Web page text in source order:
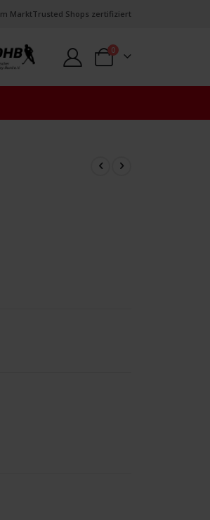
MarktTrusted Shops zertifiziert
Warenkorb
0Artikel